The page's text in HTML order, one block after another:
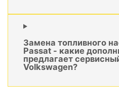
Замена топливного
Passat - какие
предлагает
Volkswagen?